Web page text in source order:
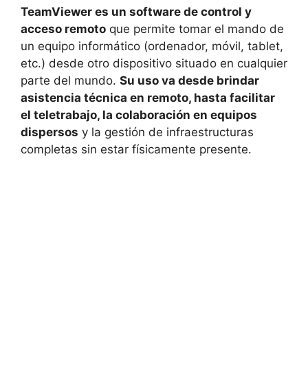
TeamViewer es un software de control y
acceso remoto que permite tomar el mando de
un equipo informático (ordenador, móvil, tablet,
etc.) desde otro dispositivo situado en cualquier
parte del mundo. Su uso va desde brindar
asistencia técnica en remoto, hasta facilitar
el teletrabajo, la colaboración en equipos
dispersos y la gestión de infraestructuras
completas sin estar físicamente presente.